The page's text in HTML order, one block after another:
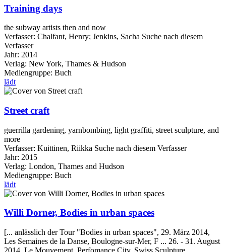
Training days
the subway artists then and now
Verfasser: Chalfant, Henry; Jenkins, Sacha Suche nach diesem
Verfasser
Jahr: 2014
Verlag: New York, Thames & Hudson
Mediengruppe: Buch
lädt
Street craft
guerrilla gardening, yarnbombing, light graffiti, street sculpture, and
more
Verfasser: Kuittinen, Riikka Suche nach diesem Verfasser
Jahr: 2015
Verlag: London, Thames and Hudson
Mediengruppe: Buch
lädt
Willi Dorner, Bodies in urban spaces
[... anlässlich der Tour "Bodies in urban spaces", 29. März 2014,
Les Semaines de la Danse, Boulogne-sur-Mer, F ... 26. - 31. August